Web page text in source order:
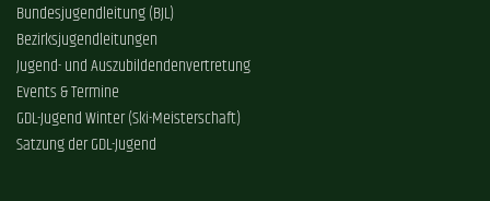
Bundesjugendleitung (BJL)
Bezirksjugendleitungen
Jugend- und Auszubildendenvertretung
Events & Termine
GDL-Jugend Winter (Ski-Meisterschaft)
Satzung der GDL-Jugend